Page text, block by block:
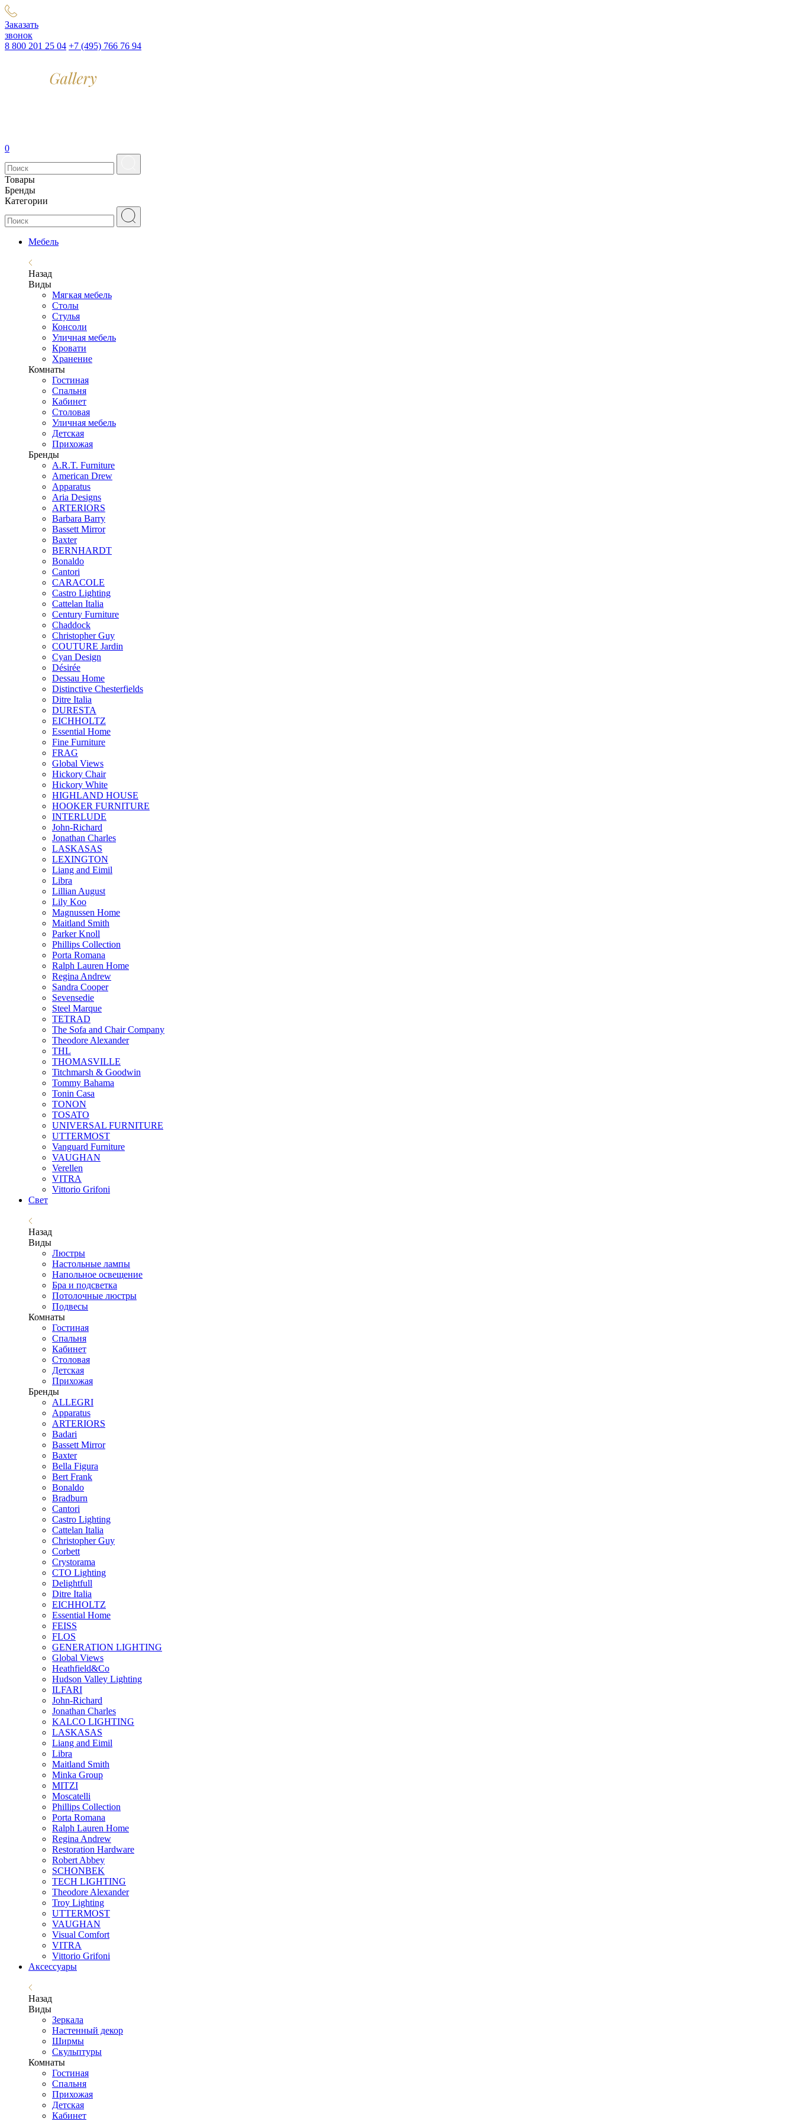
Заказать
звонок
8 800 201 25 04 +7 (495) 766 76 94
0
Товары
Бренды
Категории
Мебель
Назад
Виды
Мягкая мебель
Столы
Стулья
Консоли
Уличная мебель
Кровати
Хранение
Комнаты
Гостиная
Спальня
Кабинет
Столовая
Уличная мебель
Детская
Прихожая
Бренды
A.R.T. Furniture
American Drew
Apparatus
Aria Designs
ARTERIORS
Barbara Barry
Bassett Mirror
Baxter
BERNHARDT
Bonaldo
Cantori
CARACOLE
Castro Lighting
Cattelan Italia
Century Furniture
Chaddock
Christopher Guy
COUTURE Jardin
Cyan Design
Désirée
Dessau Home
Distinctive Chesterfields
Ditre Italia
DURESTA
EICHHOLTZ
Essential Home
Fine Furniture
FRAG
Global Views
Hickory Chair
Hickory White
HIGHLAND HOUSE
HOOKER FURNITURE
INTERLUDE
John-Richard
Jonathan Charles
LASKASAS
LEXINGTON
Liang and Eimil
Libra
Lillian August
Lily Koo
Magnussen Home
Maitland Smith
Parker Knoll
Phillips Collection
Porta Romana
Ralph Lauren Home
Regina Andrew
Sandra Cooper
Sevensedie
Steel Marque
TETRAD
The Sofa and Chair Company
Theodore Alexander
THL
THOMASVILLE
Titchmarsh & Goodwin
Tommy Bahama
Tonin Casa
TONON
TOSATO
UNIVERSAL FURNITURE
UTTERMOST
Vanguard Furniture
VAUGHAN
Verellen
VITRA
Vittorio Grifoni
Свет
Назад
Виды
Люстры
Настольные лампы
Напольное освещение
Бра и подсветка
Потолочные люстры
Подвесы
Комнаты
Гостиная
Спальня
Кабинет
Столовая
Детская
Прихожая
Бренды
ALLEGRI
Apparatus
ARTERIORS
Badari
Bassett Mirror
Baxter
Bella Figura
Bert Frank
Bonaldo
Bradburn
Cantori
Castro Lighting
Cattelan Italia
Christopher Guy
Corbett
Crystorama
CTO Lighting
Delightfull
Ditre Italia
EICHHOLTZ
Essential Home
FEISS
FLOS
GENERATION LIGHTING
Global Views
Heathfield&Co
Hudson Valley Lighting
ILFARI
John-Richard
Jonathan Charles
KALCO LIGHTING
LASKASAS
Liang and Eimil
Libra
Maitland Smith
Minka Group
MITZI
Moscatelli
Phillips Collection
Porta Romana
Ralph Lauren Home
Regina Andrew
Restoration Hardware
Robert Abbey
SCHONBEK
TECH LIGHTING
Theodore Alexander
Troy Lighting
UTTERMOST
VAUGHAN
Visual Comfort
VITRA
Vittorio Grifoni
Аксессуары
Назад
Виды
Зеркала
Настенный декор
Ширмы
Скульптуры
Комнаты
Гостиная
Спальня
Прихожая
Детская
Кабинет